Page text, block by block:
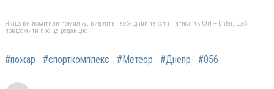
Якщо ви помітили помилку, виділіть необхідний текст і натисніть Ctrl + Enter, щоб
повідомити про це редакцію
#пожар #спорткомплекс #Метеор #Днепр #056